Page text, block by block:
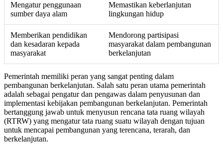
Mengatur penggunaan
sumber daya alam
Memastikan keberlanjutan
lingkungan hidup
Memberikan pendidikan
dan kesadaran kepada
masyarakat
Mendorong partisipasi
masyarakat dalam pembangunan
berkelanjutan
Pemerintah memiliki peran yang sangat penting dalam
pembangunan berkelanjutan. Salah satu peran utama pemerintah
adalah sebagai pengatur dan pengawas dalam penyusunan dan
implementasi kebijakan pembangunan berkelanjutan. Pemerintah
bertanggung jawab untuk menyusun rencana tata ruang wilayah
(RTRW) yang mengatur tata ruang suatu wilayah dengan tujuan
untuk mencapai pembangunan yang terencana, terarah, dan
berkelanjutan.